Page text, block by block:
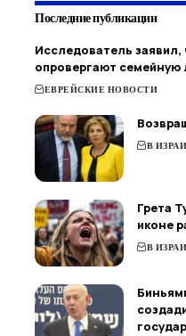
Последние публикации
Исследователь
опровергают семейную
ЕВРЕЙСКИЕ НОВОСТИ
В
Грета
иконе
В